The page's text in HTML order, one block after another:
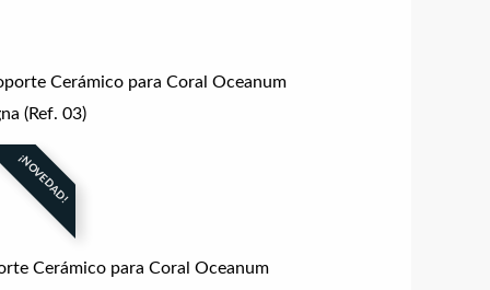
¡NOVEDAD!
Cerámico para Coral Oceanum